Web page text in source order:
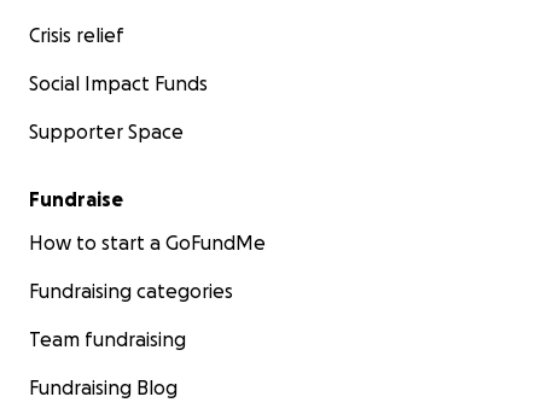
Crisis relief
Social Impact Funds
Supporter Space
Fundraise
How to start a GoFundMe
Fundraising categories
Team fundraising
Fundraising Blog